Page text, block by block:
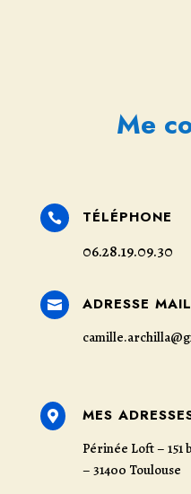
Me
 TÉLÉPHONE
06.28.19.09.30
 ADRESSE MAIL
 MES
Périnée Loft –
– 31400 Toulouse